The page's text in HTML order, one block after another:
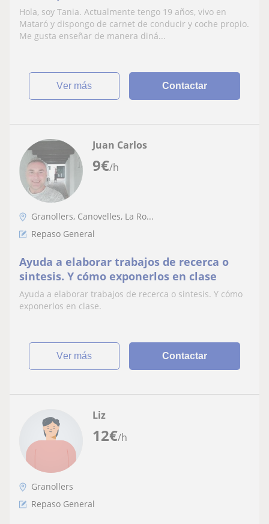
Hola, soy Tania. Actualmente tengo 19 años, vivo en
Mataró y dispongo de carnet de conducir y coche propio.
Me gusta enseñar de manera diná...
ver más Contactar
9€/h
Juan Carlos
Granollers, Canovelles, La Ro...
Repaso General
Ayuda a elaborar trabajos de recerca o
sintesis. Y cómo exponerlos en clase
Ayuda a elaborar trabajos de recerca o sintesis. Y cómo
exponerlos en clase.
ver más Contactar
12€/h
Liz
Granollers
Repaso General